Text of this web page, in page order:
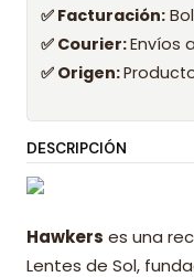
✅ Facturación:
✅ Courier:Envíos
✅ Origen:
DESCRIPCIÓN
Hawkers es una
Lentes de Sol,